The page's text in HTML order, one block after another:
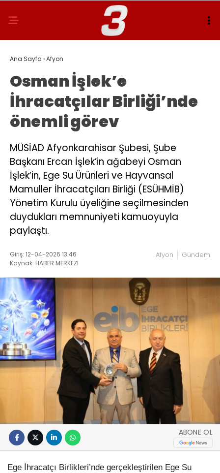
Ana Sayfa ›Afyon
Osman İşlek’e
İhracatçılar Birliği’nde
önemli görev
MÜSİAD Afyonkarahisar Şubesi, Şube
Başkanı Ercan İşlek’in ağabeyi Osman
İşlek’in, Ege Su Ürünleri ve Hayvansal
Mamuller İhracatçıları Birliği (ESÜHMİB)
Yönetim Kurulu üyeliğine seçilmesinden
duydukları memnuniyeti kamuoyuyla
paylaştı.
Giriş: 12-04-2026 13:46
Kaynak: HABER MERKEZI
Afyon Gündem
ABONE OL
Ege İhracatçı Birlikleri’nde gerçekleştirilen Ege Su